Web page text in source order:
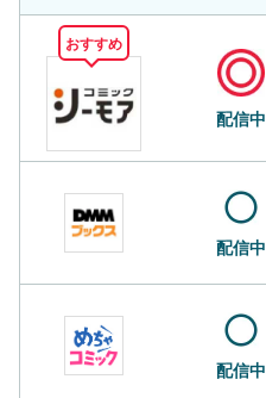
おすすめ
配信中
配信中
配信中